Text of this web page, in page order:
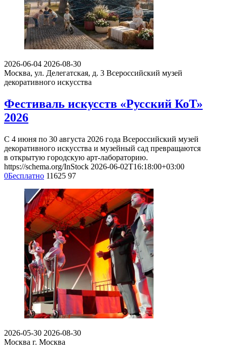
2026-06-04 2026-08-30
Москва, ул. Делегатская, д. 3 Всероссийский музей
декоративного искусства
Фестиваль искусств «Русский КоТ»
2026
С 4 июня по 30 августа 2026 года Всероссийский музей
декоративного искусства и музейный сад превращаются
в открытую городскую арт-лабораторию.
https://schema.org/InStock 2026-06-02T16:18:00+03:00
0Бесплатно 11625 97
2026-05-30 2026-08-30
Москва г. Москва